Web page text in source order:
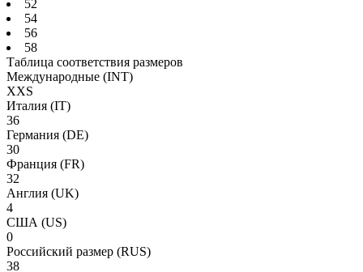
52
54
56
58
Таблица соответствия размеров
Международные (INT)
XXS
Италия (IT)
36
Германия (DE)
30
Франция (FR)
32
Англия (UK)
4
США (US)
0
Российский размер (RUS)
38